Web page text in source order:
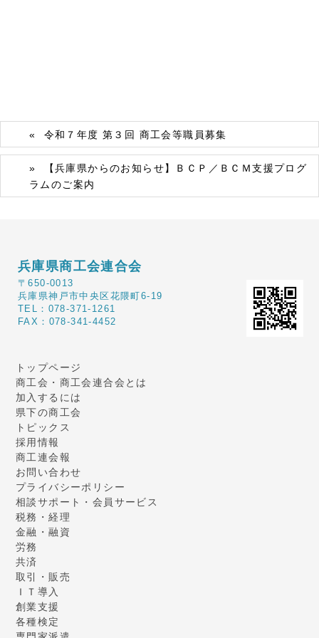
令和７年度 第３回 商工会等職員募集
【兵庫県からのお知らせ】ＢＣＰ／ＢＣＭ支援プログ
ラムのご案内
兵庫県商工会連合会
〒650-0013
兵庫県神戸市中央区花隈町6-19
TEL：078-371-1261
FAX：078-341-4452
トップページ
商工会・商工会連合会とは
加入するには
県下の商工会
トピックス
採用情報
商工連会報
お問い合わせ
プライバシーポリシー
相談サポート・会員サービス
税務・経理
金融・融資
労務
共済
取引・販売
ＩＴ導入
創業支援
各種検定